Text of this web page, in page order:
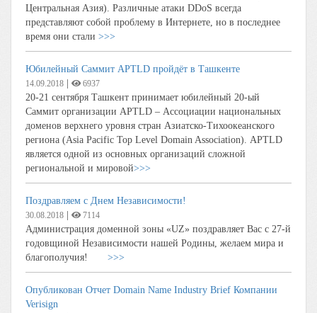
Центральная Азия). Различные атаки DDoS всегда
представляют собой проблему в Интернете, но в последнее
время они стали >>>
Юбилейный Саммит APTLD пройдёт в Ташкенте
14.09.2018 6937
20-21 сентября Ташкент принимает юбилейный 20-ый
Саммит организации APTLD – Ассоциации национальных
доменов верхнего уровня стран Азиатско-Тихоокеанского
региона (Asia Pacific Top Level Domain Association). APTLD
является одной из основных организаций сложной
региональной и мировой>>>
Поздравляем с Днем Независимости!
30.08.2018 7114
Администрация доменной зоны «UZ» поздравляет Вас с 27-й
годовщиной Независимости нашей Родины, желаем мира и
благополучия! >>>
Опубликован Отчет Domain Name Industry Brief Компании
Verisign